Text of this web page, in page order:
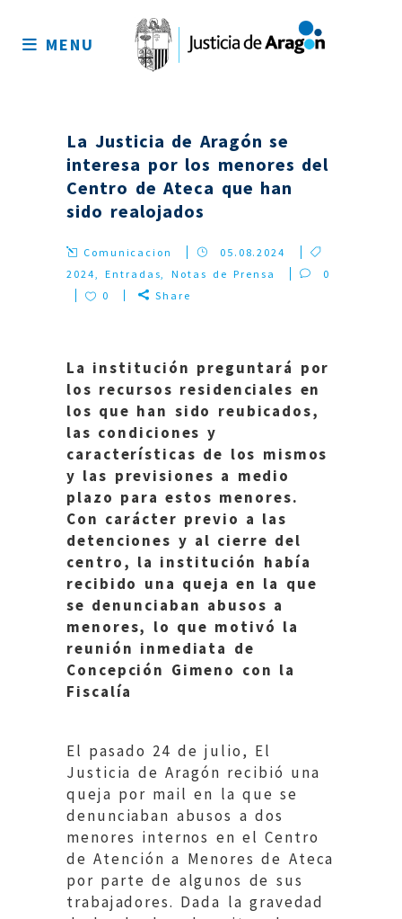
sitio
MENU
La Justicia de Aragón se
interesa por los menores del
Centro de Ateca que han
sido realojados
Comunicacion
05.08.2024
2024,Entradas, Notas de Prensa
0
0
Share
La institución preguntará por
los recursos residenciales en
los que han sido reubicados,
las condiciones y
características de los mismos
y las previsiones a medio
plazo para estos menores.
Con carácter previo a las
detenciones y al cierre del
centro, la institución había
recibido una queja en la que
se denunciaban abusos a
menores, lo que motivó la
reunión inmediata de
Concepción Gimeno con la
Fiscalía
El pasado 24 de julio, El
Justicia de Aragón recibió una
queja por mail en la que se
denunciaban abusos a dos
menores internos en el Centro
de Atención a Menores de Ateca
por parte de algunos de sus
trabajadores. Dada la gravedad